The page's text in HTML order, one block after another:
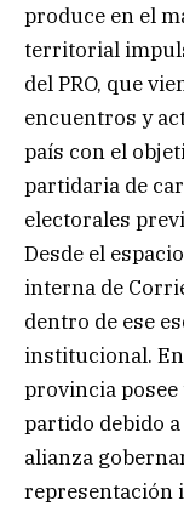
produce en el
territorial
del PRO, que
encuentros y
país con el
partidaria de
electorales
Desde el
interna de
dentro de ese
institucional.
provincia
partido debido
alianza
representación